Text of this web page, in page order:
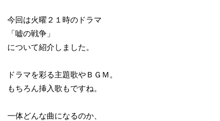
今回は火曜２１時のドラマ
「嘘の戦争」
について紹介しました。
ドラマを彩る主題歌やＢＧＭ。
もちろん挿入歌もですね。
一体どんな曲になるのか、